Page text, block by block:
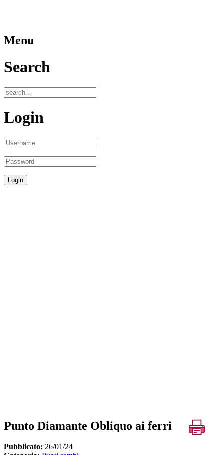
Menu
Search
Login
Punto Diamante Obliquo ai ferri
Pubblicato: 26/01/24